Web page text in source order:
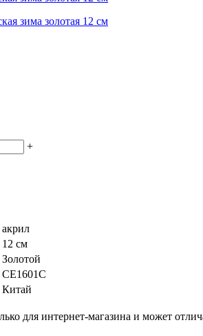
+
акрил
12 см
Золотой
CE1601C
Китай
для интернет-магазина и может